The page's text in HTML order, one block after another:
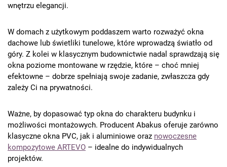
wnętrzu elegancji.
W domach z użytkowym poddaszem warto rozważyć okna
dachowe lub świetliki tunelowe, które wprowadzą światło od
góry. Z kolei w klasycznym budownictwie nadal sprawdzają się
okna poziome montowane w rzędzie, które – choć mniej
efektowne – dobrze spełniają swoje zadanie, zwłaszcza gdy
zależy Ci na prywatności.
Ważne, by dopasować typ okna do charakteru budynku i
możliwości montażowych. Producent Abakus oferuje zarówno
klasyczne okna PVC, jak i aluminiowe oraz nowoczesne
kompozytowe ARTEVO – idealne do indywidualnych
projektów.